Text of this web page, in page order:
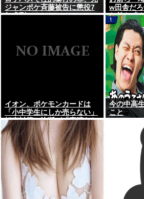
ジャンポケ斉藤被告に懲役7
年求刑⇒！
w田舎だ
お前ら「
困ること
イオン、ポケモンカードは
「小中学生にしか売らない」
転売対策の決断が「素晴らし
い」
今の中高
こと